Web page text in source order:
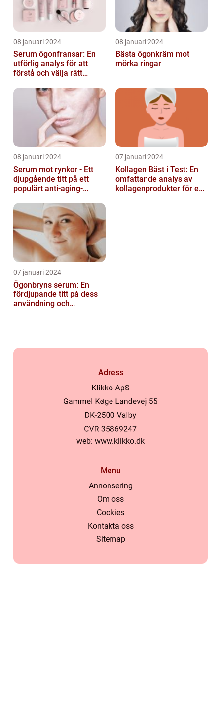
08 januari 2024
Serum ögonfransar: En
utförlig analys för att
förstå och välja rätt
08 januari 2024
Bästa ögonkräm mot
mörka ringar
08 januari 2024
Serum mot rynkor - Ett
djupgående titt på ett
populärt anti-aging-
hudens åld...
07 januari 2024
Kollagen Bäst i Test: En
omfattande analys av
kollagenprodukter för en
07 januari 2024
Ögonbryns serum: En
fördjupande titt på dess
användning och
Adress
web: www.klikko.dk
Menu
Annonsering
Om oss
Cookies
Kontakta oss
Sitemap